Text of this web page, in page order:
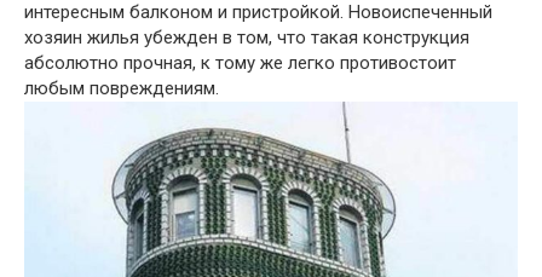
интересным балконом и пристройкой. Новоиспеченный
хозяин жилья убежден в том, что такая конструкция
абсолютно прочная, к тому же легко противостоит
любым повреждениям.